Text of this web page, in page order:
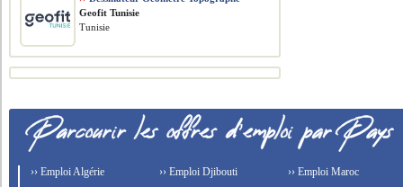
Geofit Tunisie
Tunisie
›› Emploi Algérie
›› Emploi Djibouti
›› Emploi Maroc